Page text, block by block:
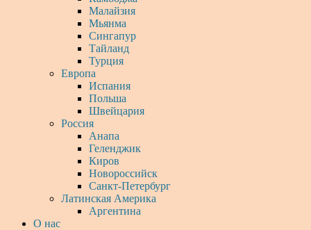
Малайзия
Мьянма
Сингапур
Тайланд
Турция
Европа
Испания
Польша
Швейцария
Россия
Анапа
Геленджик
Киров
Новороссийск
Санкт-Петербург
Латинская Америка
Аргентина
О нас